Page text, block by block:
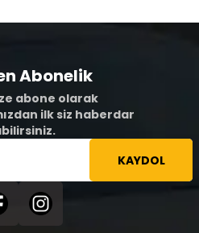
Abonelik
abone olarak
ilk siz haberdar
KAYDOL